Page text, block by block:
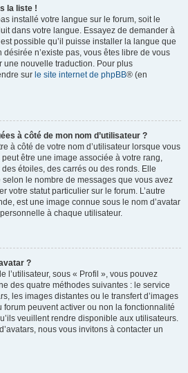
la liste !
installé votre langue sur le forum, soit le
dans votre langue. Essayez de demander à
possible qu’il puisse installer la langue que
n’existe pas, vous êtes libre de vous
une nouvelle traduction. Pour plus
sur le site internet de phpBB® (en
à côté de mon nom d’utilisateur ?
à côté de votre nom d’utilisateur lorsque vous
être une image associée à votre rang,
étoiles, des carrés ou des ronds. Elle
selon le nombre de messages que vous avez
votre statut particulier sur le forum. L’autre
est une image connue sous le nom d’avatar
à chaque utilisateur.
?
l’utilisateur, sous « Profil », vous pouvez
des quatre méthodes suivantes : le service
les images distantes ou le transfert d’images
forum peuvent activer ou non la fonctionnalité
veuillent rendre disponible aux utilisateurs.
nous vous invitons à contacter un